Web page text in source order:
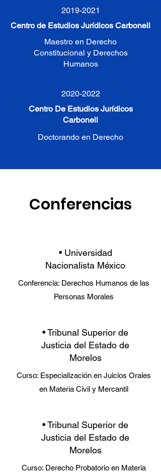
2019-2021
Centro de Estudios Jurídicos Carbonell
Maestro en Derecho
Constitucional y Derechos
Humanos
2020-2022
Centro De Estudios Jurídicos
Carbonell
Doctorando en Derecho
Conferencias
• Universidad
Nacionalista México
Conferencia: Derechos Humanos de las
Personas Morales
• Tribunal Superior de
Justicia del Estado de
Morelos
Curso: Especialización en Juicios Orales
en Materia Civil y Mercantil
• Tribunal Superior de
Justicia del Estado de
Morelos
Curso: Derecho Probatorio en Materia